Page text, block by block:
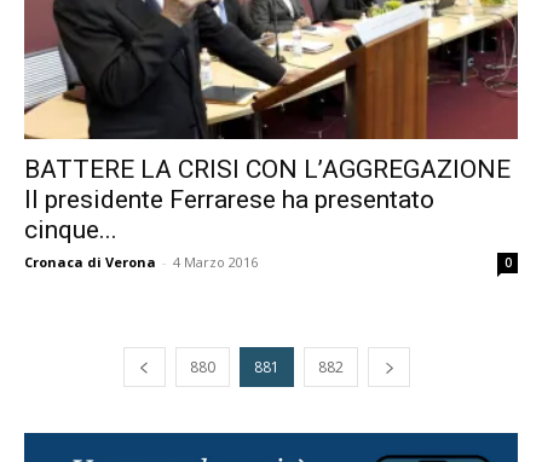
BATTERE LA CRISI CON L’AGGREGAZIONE
Il presidente Ferrarese ha presentato
cinque...
Cronaca di Verona - 4 Marzo 2016 0
880 881 882